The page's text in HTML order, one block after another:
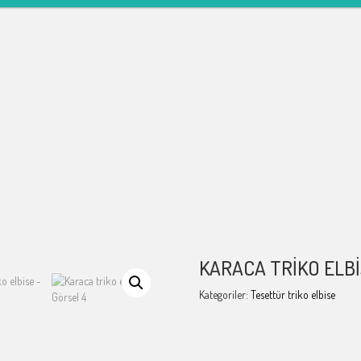
KARACA TRIKO
Kategoriler: Tesettür triko elbise